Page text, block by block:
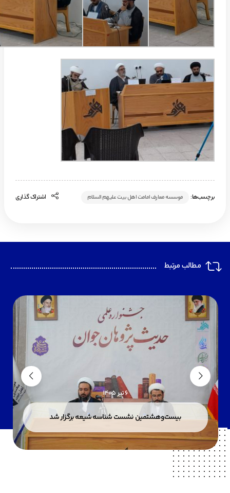
برچسب‌ها: موسسه معارف امامت اهل بیت علیهم السلام اشتراک گذاری
مطالب مرتبط
6 تیر 1405
بیست‌وهشتمین نشست شناسه شیعه برگزار شد